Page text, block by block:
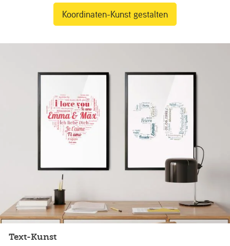
Koordinaten-Kunst gestalten
Text-Kunst